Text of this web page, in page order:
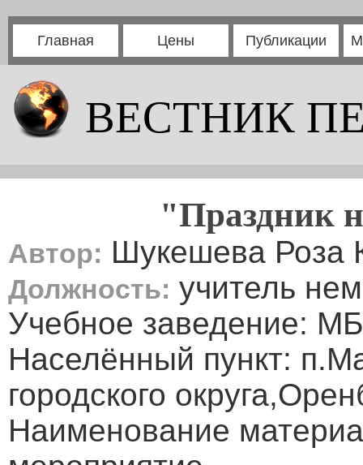
Главная Цены Публикации
ВЕСТНИК
"Праздник
Автор: Шукешева Роза
Должность: учитель
Учебное заведение:
Населённый пункт:
городского
Наименование